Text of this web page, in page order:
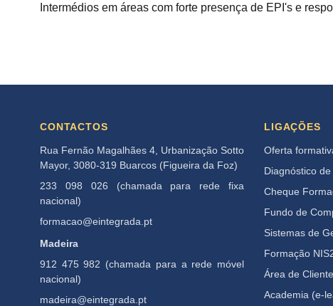
Intermédios em áreas com forte presença de EPI's e
CONTACTOS
Rua Fernão Magalhães 4, Urbanização Sotto
Mayor, 3080-319 Buarcos (Figueira da Foz)
233 098 026 (chamada para rede fixa
nacional)
formacao@eintegrada.pt
Madeira
912 475 982 (chamada para a rede móvel
nacional)
madeira@eintegrada.pt
LIGAÇÕES
Oferta
Diagnóstico
Cheque
Fundo de
Sistemas de
Formação
Área de Cliente
Academia (e-